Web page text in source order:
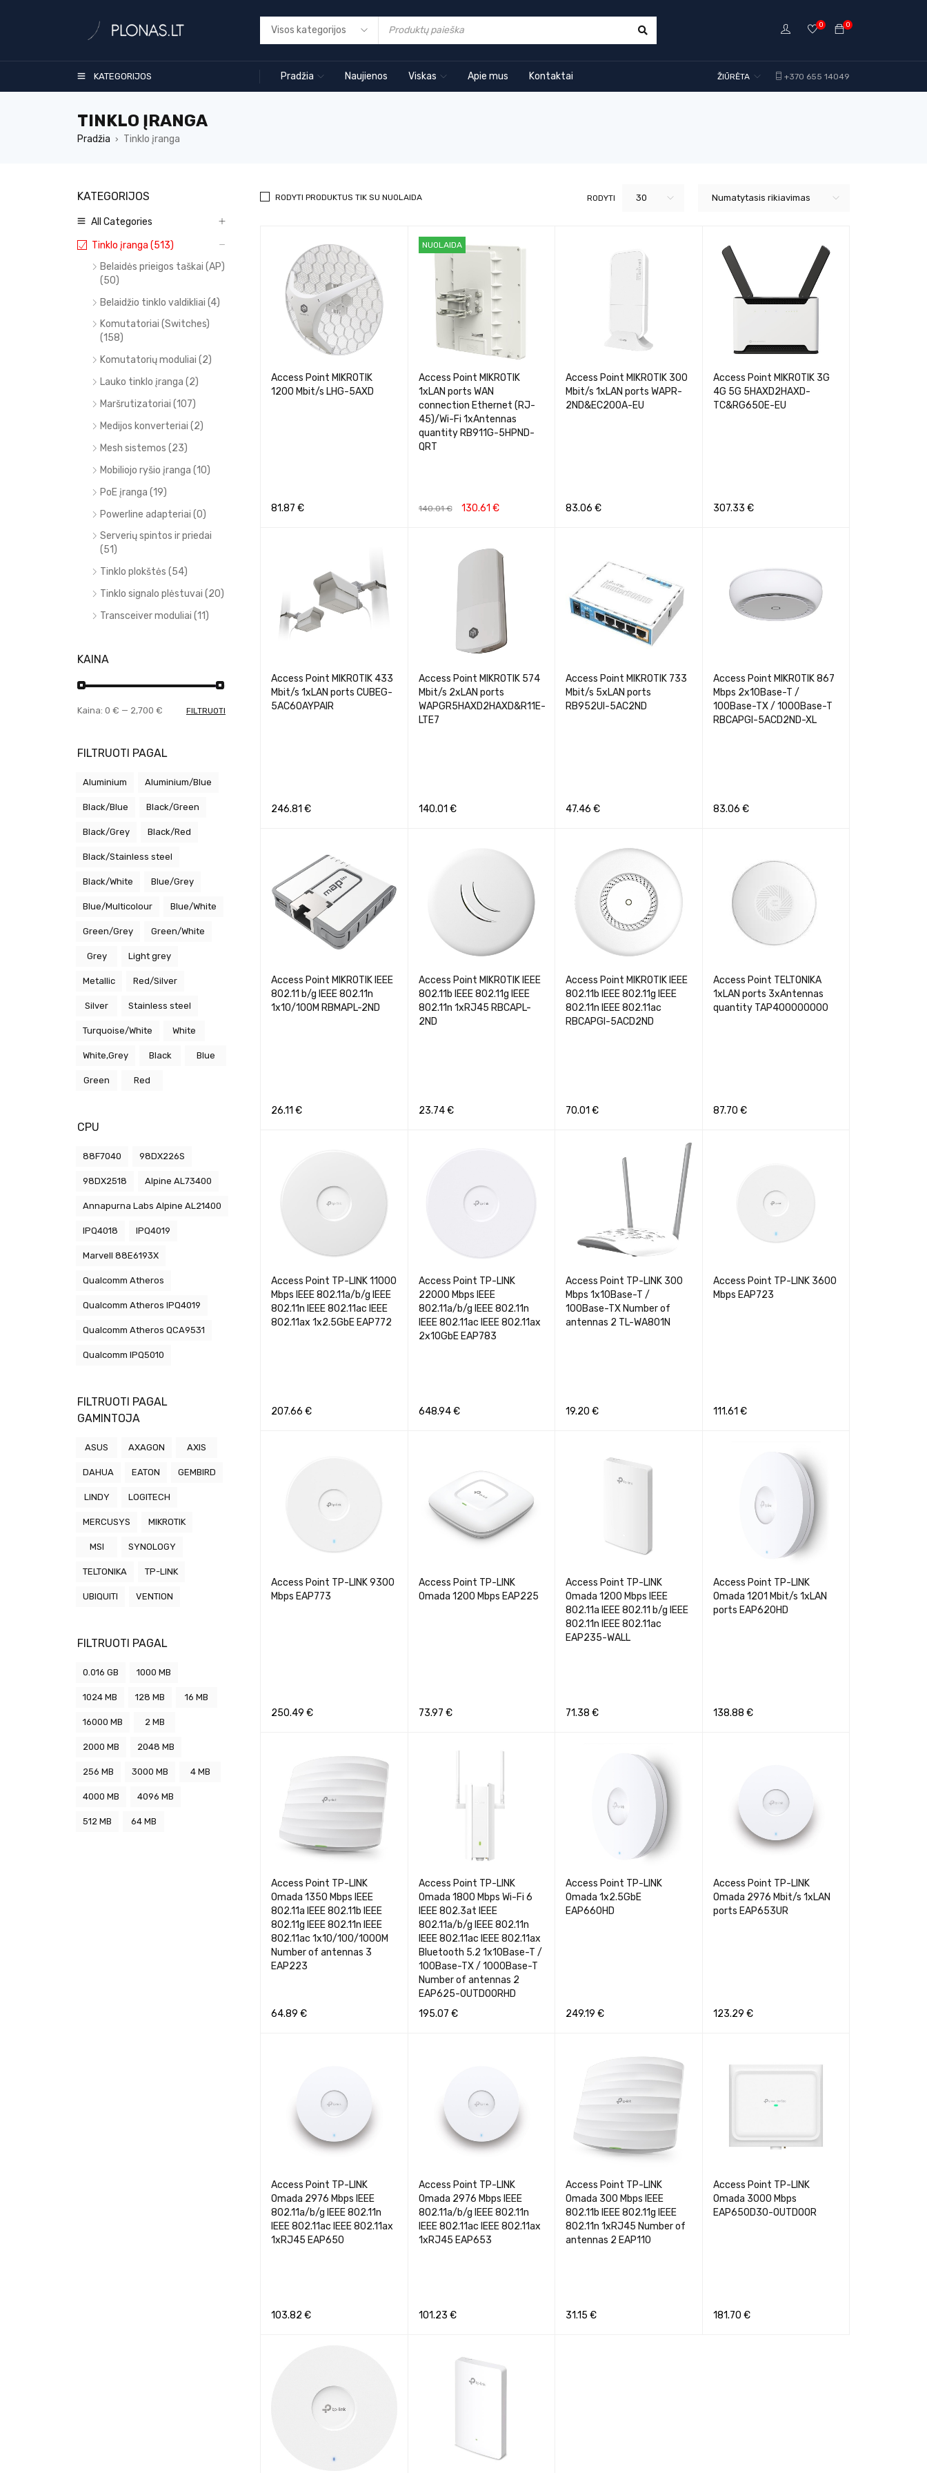
0
0
KATEGORIJOS Pradžia Naujienos Viskas Apie mus Kontaktai +370 655 14049
ŽIŪRĖTA
TINKLO ĮRANGA
Pradžia › Tinklo įranga
KATEGORIJOS
All Categories
Tinklo įranga (513)
Belaidės prieigos taškai (AP)
(50)
Belaidžio tinklo valdikliai (4)
Komutatoriai (Switches)
(158)
Komutatorių moduliai (2)
Lauko tinklo įranga (2)
Maršrutizatoriai (107)
Medijos konverteriai (2)
Mesh sistemos (23)
Mobiliojo ryšio įranga (10)
PoE įranga (19)
Powerline adapteriai (0)
Serverių spintos ir priedai
(51)
Tinklo plokštės (54)
Tinklo signalo plėstuvai (20)
Transceiver moduliai (11)
KAINA
FILTRUOTI
Kaina: 0 € — 2,700 €
FILTRUOTI PAGAL
Aluminium Aluminium/Blue
Black/Blue Black/Green
Black/Grey Black/Red
Black/Stainless steel
Black/White Blue/Grey
Blue/Multicolour Blue/White
Green/Grey Green/White
Grey Light grey
Metallic Red/Silver
Silver Stainless steel
Turquoise/White White
White,Grey Black Blue
Green Red
CPU
88F7040 98DX226S
98DX2518 Alpine AL73400
Annapurna Labs Alpine AL21400
IPQ4018 IPQ4019
Marvell 88E6193X
Qualcomm Atheros
Qualcomm Atheros IPQ4019
Qualcomm Atheros QCA9531
Qualcomm IPQ5010
FILTRUOTI PAGAL
GAMINTOJA
ASUS AXAGON AXIS
DAHUA EATON GEMBIRD
LINDY LOGITECH
MERCUSYS MIKROTIK
MSI SYNOLOGY
TELTONIKA TP-LINK
UBIQUITI VENTION
FILTRUOTI PAGAL
0.016 GB 1000 MB
1024 MB 128 MB 16 MB
16000 MB 2 MB
2000 MB 2048 MB
256 MB 3000 MB 4 MB
4000 MB 4096 MB
512 MB 64 MB
Numatytasis rikiavimas
RODYTI 30
RODYTI PRODUKTUS TIK SU NUOLAIDA
Access Point MIKROTIK
1200 Mbit/s LHG-5AXD
81.87 €
NUOLAIDA
Access Point MIKROTIK
1xLAN ports WAN
connection Ethernet (RJ-
45)/Wi-Fi 1xAntennas
quantity RB911G-5HPND-
QRT
140.01€ 130.61 €
Access Point MIKROTIK 300
Mbit/s 1xLAN ports WAPR-
2ND&EC200A-EU
83.06 €
Access Point MIKROTIK 3G
4G 5G 5HAXD2HAXD-
TC&RG650E-EU
307.33 €
Access Point MIKROTIK 433
Mbit/s 1xLAN ports CUBEG-
5AC60AYPAIR
246.81 €
Access Point MIKROTIK 574
Mbit/s 2xLAN ports
WAPGR5HAXD2HAXD&R11E-
LTE7
140.01 €
Access Point MIKROTIK 733
Mbit/s 5xLAN ports
RB952UI-5AC2ND
47.46 €
Access Point MIKROTIK 867
Mbps 2x10Base-T /
100Base-TX / 1000Base-T
RBCAPGI-5ACD2ND-XL
83.06 €
Access Point MIKROTIK IEEE
802.11 b/g IEEE 802.11n
1x10/100M RBMAPL-2ND
26.11 €
Access Point MIKROTIK IEEE
802.11b IEEE 802.11g IEEE
802.11n 1xRJ45 RBCAPL-
2ND
23.74€
Access Point MIKROTIK IEEE
802.11b IEEE 802.11g IEEE
802.11n IEEE 802.11ac
RBCAPGI-5ACD2ND
70.01 €
Access Point TELTONIKA
1xLAN ports 3xAntennas
quantity TAP400000000
87.70 €
Access Point TP-LINK 11000
Mbps IEEE 802.11a/b/g IEEE
802.11n IEEE 802.11ac IEEE
802.11ax 1x2.5GbE EAP772
207.66 €
Access Point TP-LINK
22000 Mbps IEEE
802.11a/b/g IEEE 802.11n
IEEE 802.11ac IEEE 802.11ax
2x10GbE EAP783
648.94€
Access Point TP-LINK 300
Mbps 1x10Base-T /
100Base-TX Number of
antennas 2 TL-WA801N
19.20 €
Access Point TP-LINK 3600
Mbps EAP723
111.61 €
Access Point TP-LINK 9300
Mbps EAP773
250.49 €
Access Point TP-LINK
Omada 1200 Mbps EAP225
73.97 €
Access Point TP-LINK
Omada 1200 Mbps IEEE
802.11a IEEE 802.11 b/g IEEE
802.11n IEEE 802.11ac
EAP235-WALL
71.38 €
Access Point TP-LINK
Omada 1201 Mbit/s 1xLAN
ports EAP620HD
138.88 €
Access Point TP-LINK
Omada 1350 Mbps IEEE
802.11a IEEE 802.11b IEEE
802.11g IEEE 802.11n IEEE
802.11ac 1x10/100/1000M
Number of antennas 3
EAP223
64.89 €
Access Point TP-LINK
Omada 1800 Mbps Wi-Fi 6
IEEE 802.3at IEEE
802.11a/b/g IEEE 802.11n
IEEE 802.11ac IEEE 802.11ax
Bluetooth 5.2 1x10Base-T /
100Base-TX / 1000Base-T
Number of antennas 2
EAP625-OUTDOORHD
195.07 €
Access Point TP-LINK
Omada 1x2.5GbE
EAP660HD
249.19 €
Access Point TP-LINK
Omada 2976 Mbit/s 1xLAN
ports EAP653UR
123.29 €
Access Point TP-LINK
Omada 2976 Mbps IEEE
802.11a/b/g IEEE 802.11n
IEEE 802.11ac IEEE 802.11ax
1xRJ45 EAP650
103.82 €
Access Point TP-LINK
Omada 2976 Mbps IEEE
802.11a/b/g IEEE 802.11n
IEEE 802.11ac IEEE 802.11ax
1xRJ45 EAP653
101.23 €
Access Point TP-LINK
Omada 300 Mbps IEEE
802.11b IEEE 802.11g IEEE
802.11n 1xRJ45 Number of
antennas 2 EAP110
31.15 €
Access Point TP-LINK
Omada 3000 Mbps
EAP650D30-OUTDOOR
181.70 €